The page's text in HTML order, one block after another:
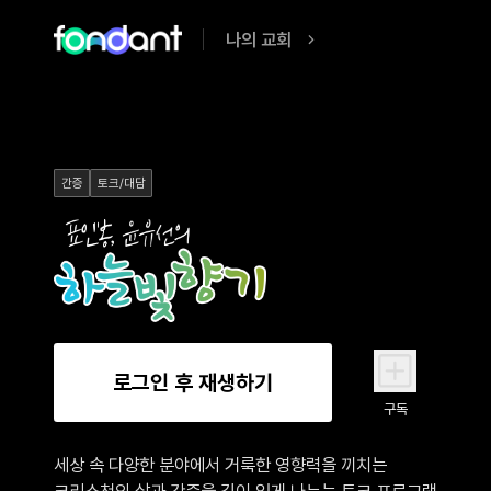
나의 교회
간증 토크/대담
로그인 후 재생하기
구독
세상 속 다양한 분야에서 거룩한 영향력을 끼치는